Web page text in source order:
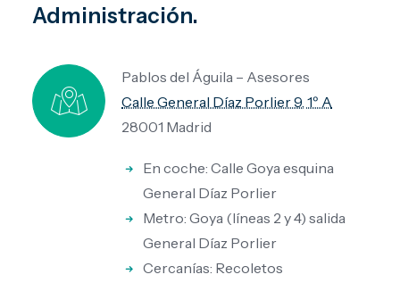
Administración.
Pablos del Águila – Asesores
Calle General Díaz Porlier 9, 1º A
28001 Madrid
En coche: Calle Goya esquina
General Díaz Porlier
Metro: Goya (líneas 2 y 4) salida
General Díaz Porlier
Cercanías: Recoletos